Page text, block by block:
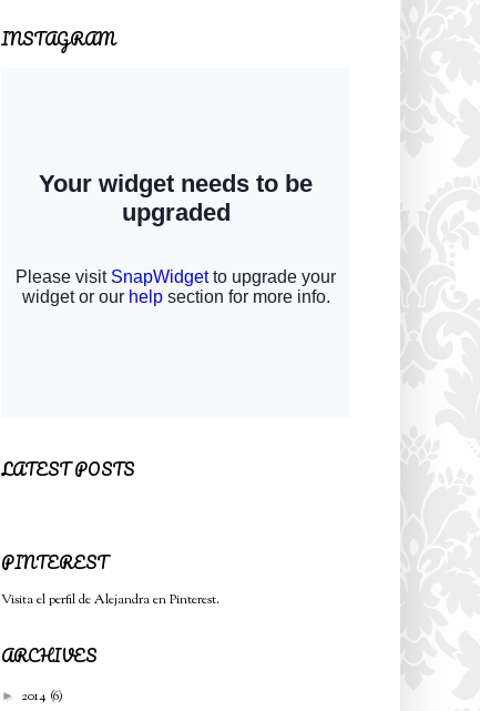
INSTAGRAM
LATEST POSTS
PINTEREST
Visita el perfil de Alejandra en Pinterest.
ARCHIVES
► 2014 (6)